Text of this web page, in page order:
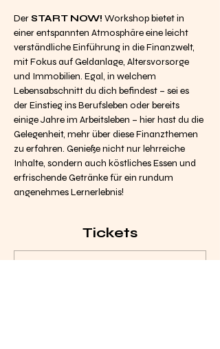
Der START NOW! Workshop bietet in
einer entspannten Atmosphäre eine leicht
verständliche Einführung in die Finanzwelt,
mit Fokus auf Geldanlage, Altersvorsorge
und Immobilien. Egal, in welchem
Lebensabschnitt du dich befindest – sei es
der Einstieg ins Berufsleben oder bereits
einige Jahre im Arbeitsleben – hier hast du die
Gelegenheit, mehr über diese Finanzthemen
zu erfahren. Genieße nicht nur lehrreiche
Inhalte, sondern auch köstliches Essen und
erfrischende Getränke für ein rundum
angenehmes Lernerlebnis!
Tickets